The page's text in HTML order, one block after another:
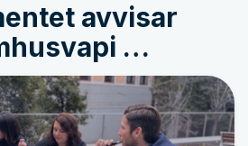
avvisar
…